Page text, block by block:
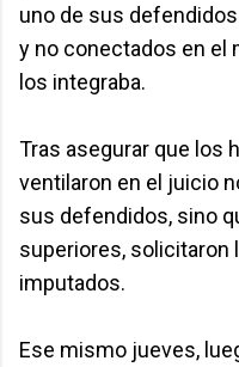
uno de sus
y no conectados en el
los integraba.
Tras asegurar que los
ventilaron en el juicio
sus defendidos, sino
superiores, solicitaron
imputados.
Ese mismo jueves,